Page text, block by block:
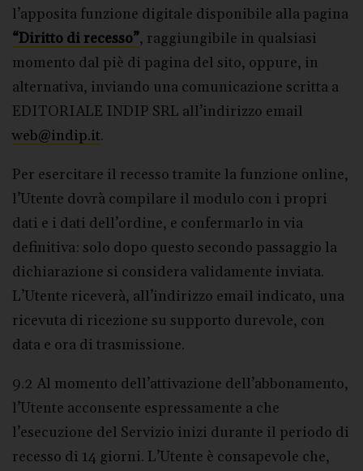
l’apposita funzione digitale disponibile alla pagina
“Diritto di recesso”, raggiungibile in qualsiasi
momento dal piè di pagina del sito, oppure, in
alternativa, inviando una comunicazione scritta a
EDITORIALE INDIP SRL all’indirizzo email
web@indip.it.
Per esercitare il recesso tramite la funzione online,
l’Utente dovrà compilare il modulo con i propri
dati e i dati dell’ordine, e confermarlo in via
definitiva: solo dopo questo secondo passaggio la
dichiarazione si considera validamente inviata.
L’Utente riceverà, all’indirizzo email indicato, una
ricevuta di ricezione su supporto durevole, con
data e ora di trasmissione.
9.2 Al momento dell’attivazione dell’abbonamento,
l’Utente acconsente espressamente a che
l’esecuzione del Servizio inizi durante il periodo di
recesso di 14 giorni. L’Utente è consapevole che,